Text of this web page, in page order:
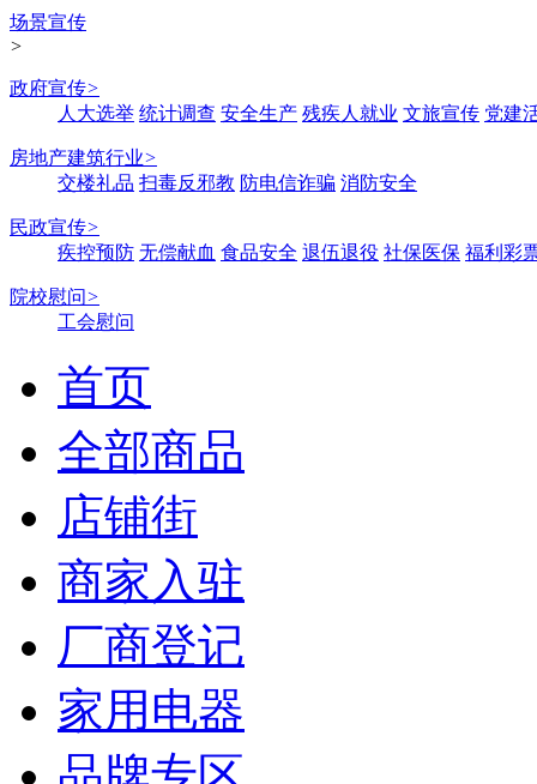
场景宣传
>
政府宣传>
人大选举 统计调查 安全生产 残疾人就业 文旅宣传 党建
房地产建筑行业>
交楼礼品 扫毒反邪教 防电信诈骗 消防安全
民政宣传>
疾控预防 无偿献血 食品安全 退伍退役 社保医保 福利彩
院校慰问>
工会慰问
首页
全部商品
店铺街
商家入驻
厂商登记
家用电器